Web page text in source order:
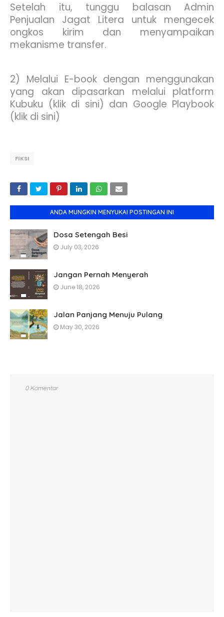
Setelah itu, tunggu balasan Admin
Penjualan Jagat Litera untuk mengecek
ongkos kirim dan menyampaikan
mekanisme transfer.
2) Melalui E-book dengan menggunakan
yang akan dipasarkan melalui platform
Kubuku (klik di sini) dan Google Playbook
(klik di sini)
FIKSI
ANDA MUNGKIN MENYUKAI POSTINGAN INI
Dosa Setengah Besi
July 03, 2026
Jangan Pernah Menyerah
June 18, 2026
Jalan Panjang Menuju Pulang
May 30, 2026
0 Komentar